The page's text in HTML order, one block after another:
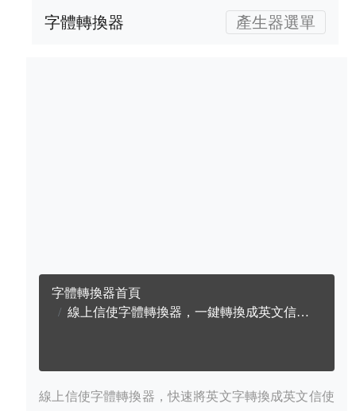
字體轉換器 產生器選單
字體轉換器首頁
線上信使字體轉換器，一鍵轉換成英文信使字體
線上信使字體轉換器，快速將英文字轉換成英文信使